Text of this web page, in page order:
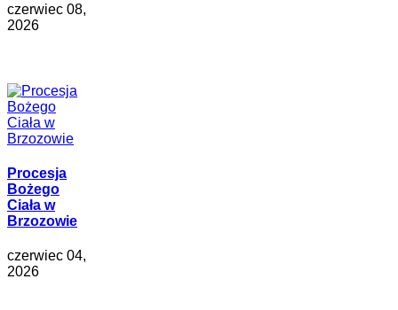
czerwiec 08,
2026
Procesja
Bożego
Ciała w
Brzozowie
czerwiec 04,
2026